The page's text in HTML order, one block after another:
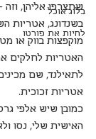
בלוג אוכל
לחיות את פורטו
שתצרפו אליהן,
בשנדונג, אטריות
מוקפצות בווק או
האטריות לחלקים
לתאילנד, שם
אטריות זכוכית.
כמובן שיש אלפי
האישית שלי, נסו